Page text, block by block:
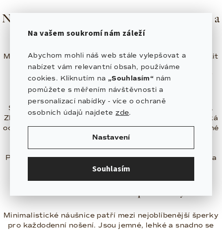
Na vašem soukromí nám záleží
Abychom mohli náš web stále vylepšovat a
nabízet vám relevantní obsah, používáme
cookies. Kliknutím na „Souhlasím“ nám
pomůžete s měřením návštěvnosti a
personalizací nabídky - více o ochraně
osobních údajů najdetezde.
Nastavení
Souhlasím
p
s
Náušnice ze stříbra, zlata, chirurgické oceli a
Gold Filled materiálu
Materiál u náušnic ovlivňuje nejen vzhled, ale také pocit
při nošení. V PERLINĚ najdete náušnice ze
925/1000, zlata 585/1000,chirurgické oceli
Gold
Filled materiálu
i pravých říčních perel.
Stříbrné náušnice jsou jemné, elegantní a univerzální.
Zlaté náušnice působí luxusně a nadčasově. Chirurgická
ocel je oblíbená pro svou praktičnost, odolnost a snadné
každodenní nošení. Gold Filled materiál nabízí krásný
zlatý vzhled a vyšší odolnost než běžné pozlacení.
Perlové náušnice dodávají vzhledu ženskost, jemnost a
přirozenou eleganci.
Minimalistické náušnice patří mezi nejoblíbenější šperky
pro každodenní nošení. Jsou jemné, lehké a snadno se